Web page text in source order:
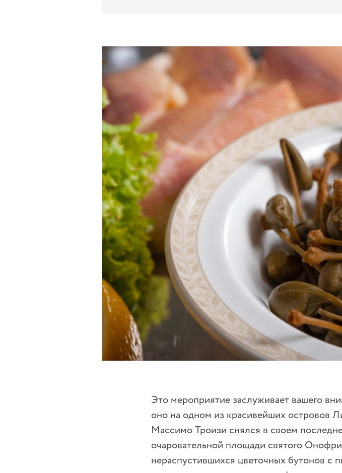
Это мероприятие заслуживает вашего
оно на одном из красивейших островов
Массимо Троизи снялся в своем
очаровательной площади святого
нераспустившихся цветочных бутонов с